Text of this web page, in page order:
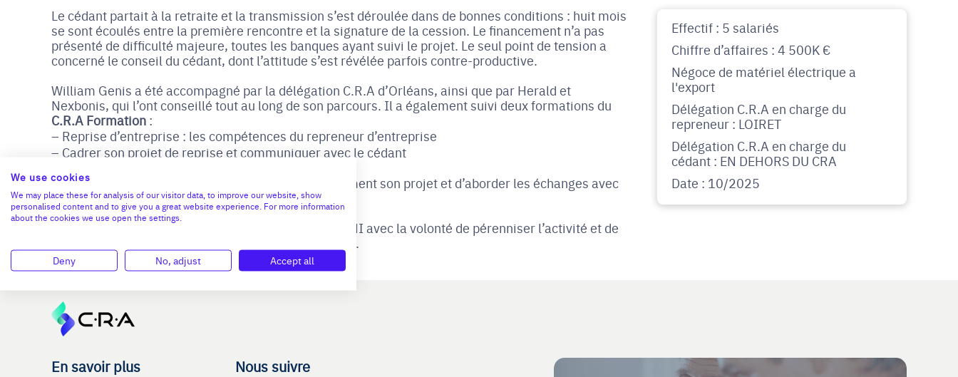
Effectif : 5 salariés
Chiffre d’affaires : 4 500K €
Négoce de matériel électrique a
l'export
Délégation C.R.A en charge du
repreneur : LOIRET
Délégation C.R.A en charge du
cédant : EN DEHORS DU CRA
Date : 10/2025
Le cédant partait à la retraite et la transmission s’est déroulée dans de bonnes conditions : huit mois
se sont écoulés entre la première rencontre et la signature de la cession. Le financement n’a pas
présenté de difficulté majeure, toutes les banques ayant suivi le projet. Le seul point de tension a
concerné le conseil du cédant, dont l’attitude s’est révélée parfois contre-productive.
William Genis a été accompagné par la délégation C.R.A d’Orléans, ainsi que par Herald et
Nexbonis, qui l’ont conseillé tout au long de son parcours. Il a également suivi deux formations du
C.R.A Formation :
Reprise d’entreprise : les compétences du repreneur d’entreprise
Cadrer son projet de reprise et communiquer avec le cédant
Ces formations lui ont permis de structurer efficacement son projet et d’aborder les échanges avec
les cédants de manière plus sereine.
Aujourd’hui, il poursuit le développement de SOFRANI avec la volonté de pérenniser l’activité et de
renforcer la présence de l’entreprise à l’international.
En savoir plus Nous suivre
We use cookies
We may place these for analysis of our visitor data, to improve our website, show
personalised content and to give you a great website experience. For more information
about the cookies we use open the settings.
Deny No, adjust Accept all